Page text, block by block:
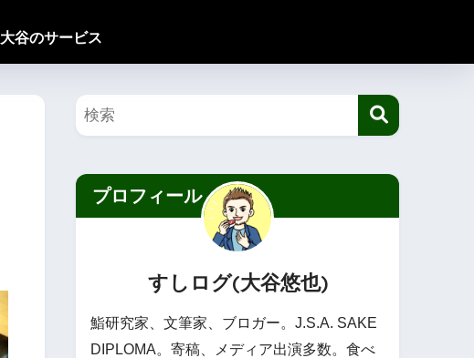
大谷のサービス
プロフィール
すしログ(大谷悠也)
鮨研究家、文筆家、ブロガー。J.S.A. SAKE
DIPLOMA。寄稿、メディア出演多数。食べ